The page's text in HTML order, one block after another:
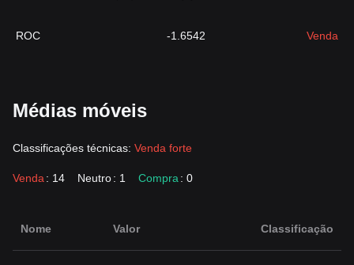
ROC -1.6542 Venda
Médias móveis
Classificações técnicas: Venda forte
Venda : 14 Neutro: 1 Compra : 0
Nome Valor Classificação